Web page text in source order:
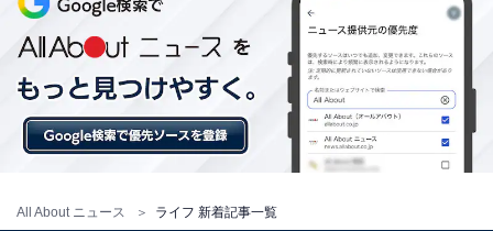
All About ニュース ライフ 新着記事一覧